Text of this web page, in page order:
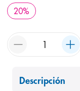
20%
Descripción
4. cerave
shampoo
8. panolini